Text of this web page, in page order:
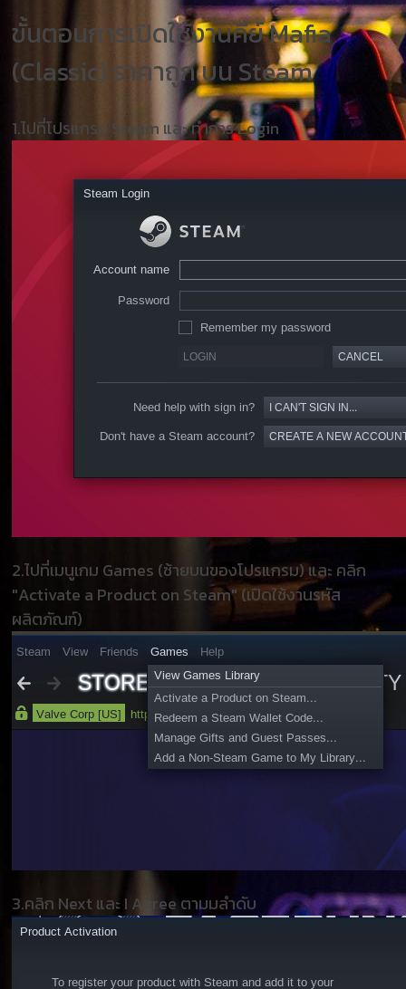
ขั้นตอนการเปิดใช้งานคีย์ Mafia
(Classic) ราคาถูก บน Steam
1.ไปที่โปรแกรม Steam และ ทำการ Login
2.ไปที่เมนูเกม Games (ซ้ายบนของโปรแกรม) และ คลิก
"Activate a Product on Steam" (เปิดใช้งานรหัส
ผลิตภัณฑ์)
3.คลิก Next และ I Agree ตามมลำดับ